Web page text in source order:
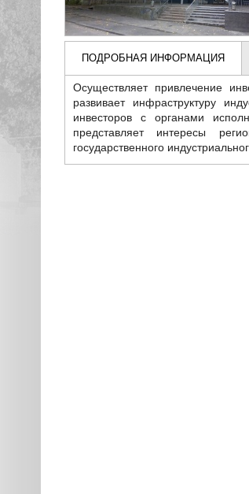
ПОДРОБНАЯ ИНФОРМАЦИЯ
Осуществляет привлечение
развивает инфраструктуру
инвесторов с органами
представляет интересы
государственного